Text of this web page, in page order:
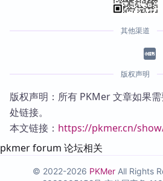
其他渠道
版权声明
版权声明：所有 PKMer 文章如果
处链接。
本文链接： https://pkmer.cn/
pkmer forum 论坛相关
© 2022-2026 PKMer All Rights